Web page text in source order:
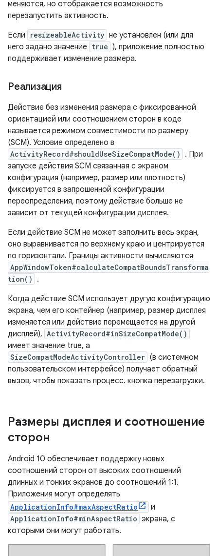
меняются, но отображается возможность
перезапустить активность.
Если
resizeableActivity не установлен (или для
него задано значение true ), приложение полностью
поддерживает изменение размера.
Реализация
Действие без изменения размера с фиксированной
ориентацией или соотношением сторон в коде
называется режимом совместимости по размеру
(SCM). Условие определено в
ActivityRecord#shouldUseSizeCompatMode()
. При
запуске действия SCM связанная с экраном
конфигурация (например, размер или плотность)
фиксируется в запрошенной конфигурации
переопределения, поэтому действие больше не
зависит от текущей конфигурации дисплея.
Если действие SCM не может заполнить весь экран,
оно выравнивается по верхнему краю и центрируется
по горизонтали. Границы активности вычисляются
AppWindowToken#calculateCompatBoundsTransforma
tion()
.
Когда действие SCM использует другую конфигурацию
экрана, чем его контейнер (например, размер дисплея
изменяется или действие перемещается на другой
дисплей), ActivityRecord#inSizeCompatMode()
имеет значение true, а
SizeCompatModeActivityController (в системном
пользовательском интерфейсе) получает обратный
вызов, чтобы показать процесс. кнопка перезагрузки.
Размеры дисплея и соотношение
сторон
Android 10 обеспечивает поддержку новых
соотношений сторон от высоких соотношений
длинных и тонких экранов до соотношений 1:1.
Приложения могут определять
ApplicationInfo#maxAspectRatio и
ApplicationInfo#minAspectRatio экрана, с
которыми они могут работать.